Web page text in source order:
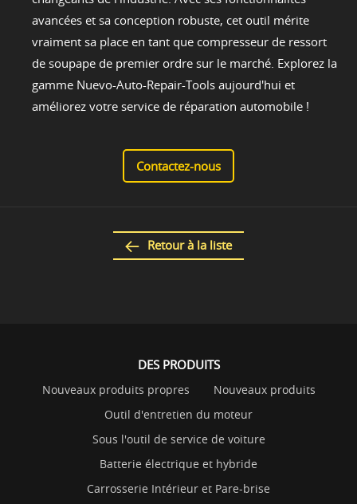
avancées et sa conception robuste, cet outil mérite
vraiment sa place en tant que compresseur de ressort
de soupape de premier ordre sur le marché. Explorez la
gamme Nuevo-Auto-Repair-Tools aujourd'hui et
améliorez votre service de réparation automobile !
Contactez-nous
Retour à la liste
DES PRODUITS
Nouveaux produits propres
Nouveaux produits
Outil d'entretien du moteur
Sous l'outil de service de voiture
Batterie électrique et hybride
Carrosserie Intérieur et Pare-brise